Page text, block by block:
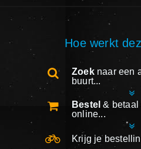
Hoe werkt
Zoeknaar een
buurt...
Bestel & betaal
online...
Krijg je